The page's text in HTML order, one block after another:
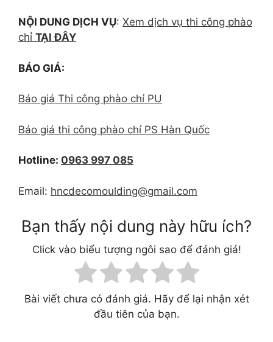
NỘI DUNG DỊCH VỤ: Xem dịch vụ thi công phào
chỉ TẠI ĐÂY
BÁO GIÁ:
Báo giá Thi công phào chỉ PU
Báo giá thi công phào chỉ PS Hàn Quốc
Hotline: 0963 997 085
Email: hncdecomoulding@gmail.com
Bạn thấy nội dung này hữu ích?
Click vào biểu tượng ngôi sao để đánh giá!
Bài viết chưa có đánh giá. Hãy để lại nhận xét
đầu tiên của bạn.